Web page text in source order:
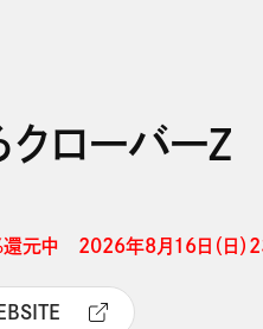
クローバーＺ
還元中　2026年8月16日（日